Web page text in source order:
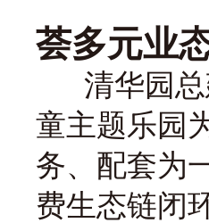
荟多元业
清华园总
童主题乐园
务、配套为
费生态链闭